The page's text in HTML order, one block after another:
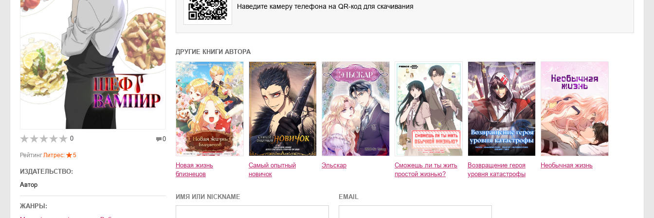
0 0
РейтингЛитрес: 5
ИЗДАТЕЛЬСТВО:
Автор
ЖАНРЫ:
Наведите камеру телефона на QR-код для скачивания
ДРУГИЕ КНИГИ АВТОРА
Новая жизнь
близнецов
Самый опытный
новичок
Эльскар
Сможешь ли ты жить
простой жизнью?
Возвращение героя
уровня катастрофы
Необычная жизнь
ИМЯ ИЛИ NICKNAME EMAIL